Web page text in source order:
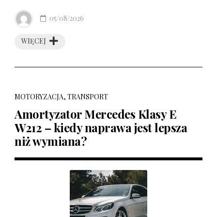
WIĘCEJ
05/08/2026
MOTORYZACJA, TRANSPORT
Amortyzator Mercedes Klasy E
W212 – kiedy naprawa jest lepsza
niż wymiana?